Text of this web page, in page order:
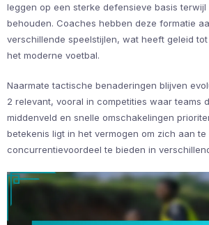
leggen op een sterke defensieve basis
behouden. Coaches hebben deze formatie
verschillende speelstijlen, wat heeft geleid
het moderne voetbal.
Naarmate tactische benaderingen blijven
2 relevant, vooral in competities waar teams
middenveld en snelle omschakelingen
betekenis ligt in het vermogen om zich aan
concurrentievoordeel te bieden in